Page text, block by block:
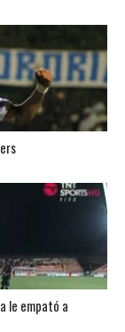
le empató a